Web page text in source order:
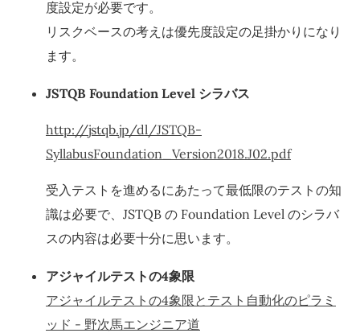
度設定が必要です。
リスクベースの考えは優先度設定の足掛かりになり
ます。
JSTQB Foundation Level シラバス
http://jstqb.jp/dl/JSTQB-
SyllabusFoundation_Version2018.J02.pdf
受入テストを進めるにあたって最低限のテストの知
識は必要で、JSTQB の Foundation Level のシラバ
スの内容は必要十分に思います。
アジャイルテストの4象限
アジャイルテストの4象限とテスト自動化のピラミ
ッド - 野次馬エンジニア道